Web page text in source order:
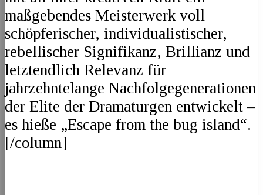
maßgebendes Meisterwerk voll
schöpferischer, individualistischer,
rebellischer Signifikanz, Brillianz und
letztendlich Relevanz für
jahrzehntelange Nachfolgegenerationen
der Elite der Dramaturgen entwickelt –
es hieße „Escape from the bug island“.
[/column]